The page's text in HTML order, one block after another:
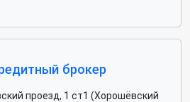
брокер
проезд, 1 ст1 (Хорошёвский